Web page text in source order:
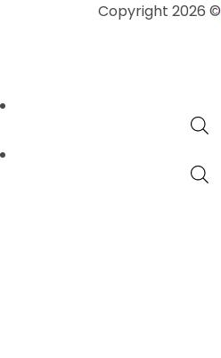
Copyright 2026 ©